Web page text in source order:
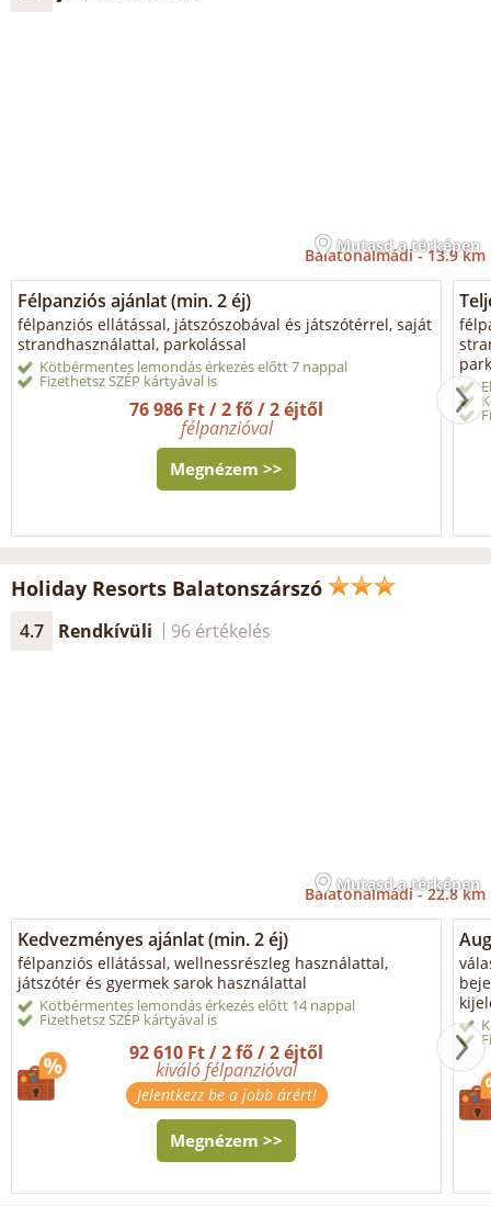
Mutasd a térképen
Balatonalmádi -13.9 km
Félpanziós ajánlat (min. 2 éj)
félpanziós ellátással, játszószobával és játszótérrel, saját
strandhasználattal, parkolással
Kötbérmentes lemondás érkezés előtt 7 nappal
Fizethetsz SZÉP kártyával is
76 986 Ft / 2 fő / 2 éjtől
félpanzióval
Megnézem >>
Holiday Resorts Balatonszárszó
4.7 Rendkívüli 96 értékelés
Mutasd a térképen
Balatonalmádi -22.8 km
Kedvezményes ajánlat (min. 2 éj)
félpanziós ellátással, wellnessrészleg használattal,
játszótér és gyermek sarok használattal
Kötbérmentes lemondás érkezés előtt 14 nappal
Fizethetsz SZÉP kártyával is
92 610 Ft / 2 fő / 2 éjtől
kiváló félpanzióval
Jelentkezz be a jobb árért!
Megnézem >>